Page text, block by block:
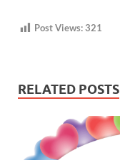
Post Views:321
RELATED POSTS